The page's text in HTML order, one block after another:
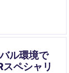
レーショ
域に携わり
ル環境で
ペシャリ